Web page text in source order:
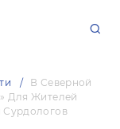
В Северной
Для Жителей
Сурдологов